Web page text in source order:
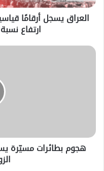
العراق يسجل أرقامًا
ارتفاع نسبة
هجوم بطائرات مسيّرة